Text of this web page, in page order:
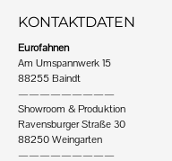
KONTAKTDATEN
Eurofahnen
Am Umspannwerk 15
88255 Baindt
—————————
Showroom & Produktion
Ravensburger Straße 30
88250 Weingarten
—————————